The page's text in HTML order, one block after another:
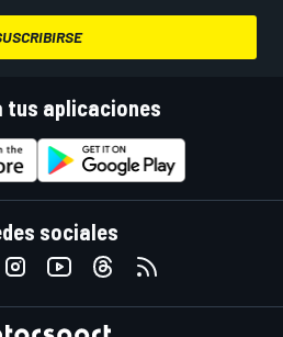
tus aplicaciones
sociales